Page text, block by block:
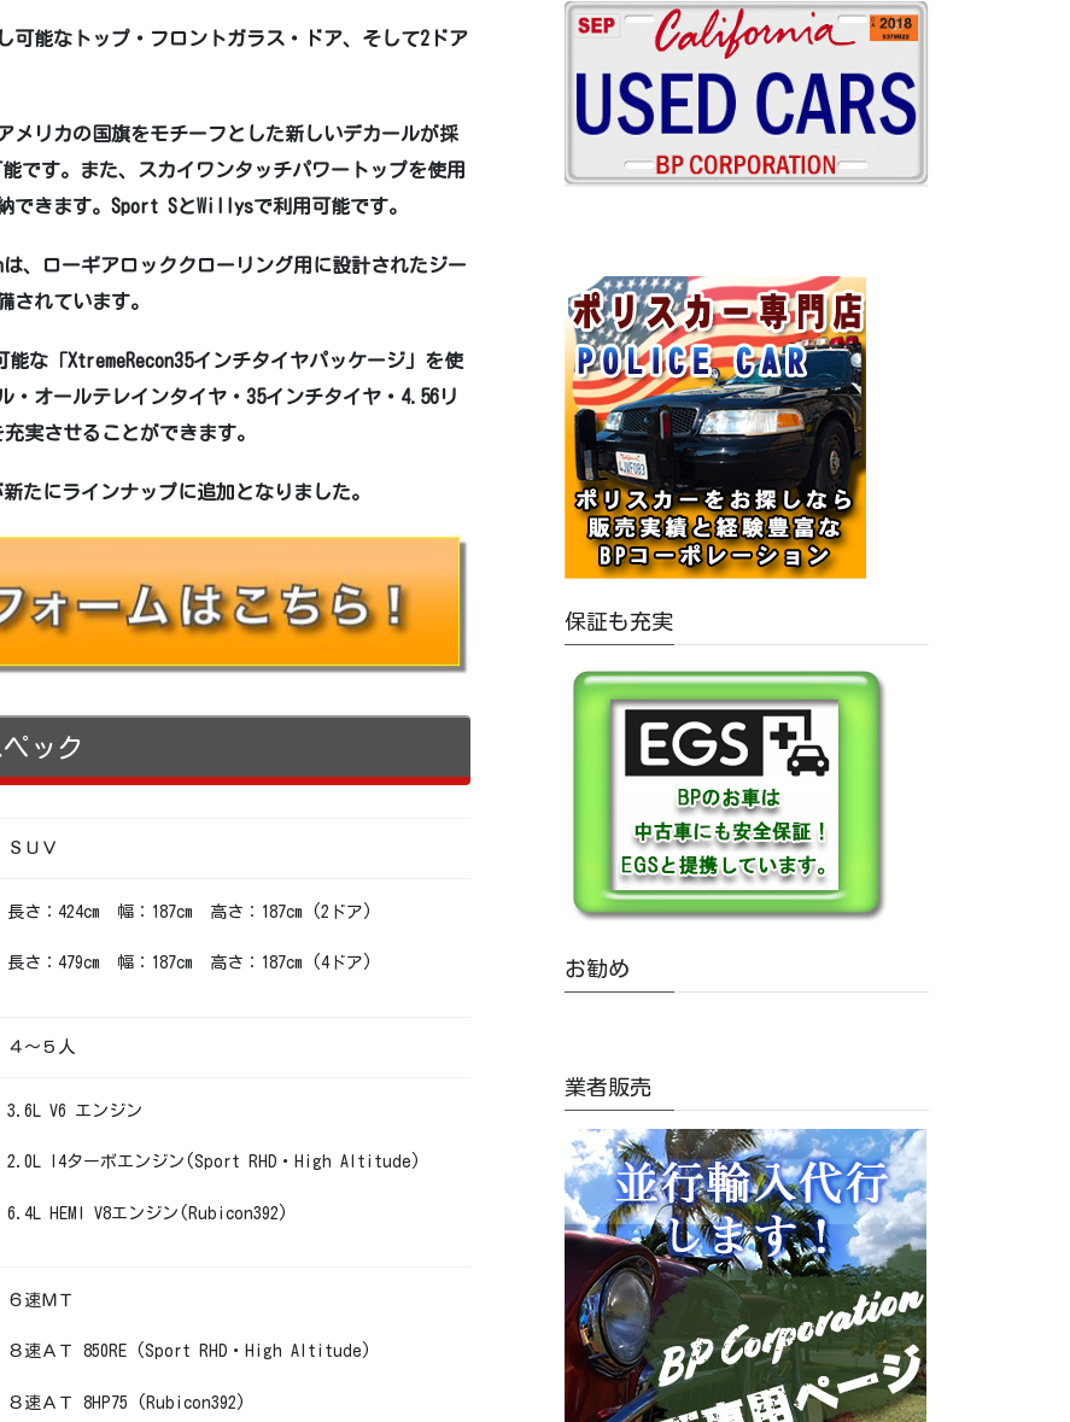
能なトップ・フロントガラス・ドア、そして2ドア
メリカの国旗をモチーフとした新しいデカールが採
です。
また、スカイワンタッチパワートップを使用
できます。Sport SとWillysで利用可能です。
、ローギアロッククローリング用に設計されたジー
されています。
な「XtremeRecon35インチタイヤパッケージ」を使
・オールテレインタイヤ・35インチタイヤ・4.56リ
実させることができます。
たにラインナップに追加となりました。
ペック
ＳＵＶ
長さ：424cm 幅：187cm 高さ：187cm (2ドア)
長さ：479cm 幅：187cm 高さ：187cm (4ドア)
４〜５人
3.6L V6 エンジン
2.0L I4ターボエンジン(Sport RHD・High Altitude)
6.4L HEMI V8エンジン(Rubicon392)
６速ＭＴ
８速ＡＴ 850RE (Sport RHD・High Altitude)
８速ＡＴ 8HP75 (Rubicon392)
保証も充実
お勧め
業者販売